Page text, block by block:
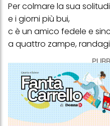
Per colmare la sua
e i giorni più bui,
c è un amico fedele e
a quattro zampe,